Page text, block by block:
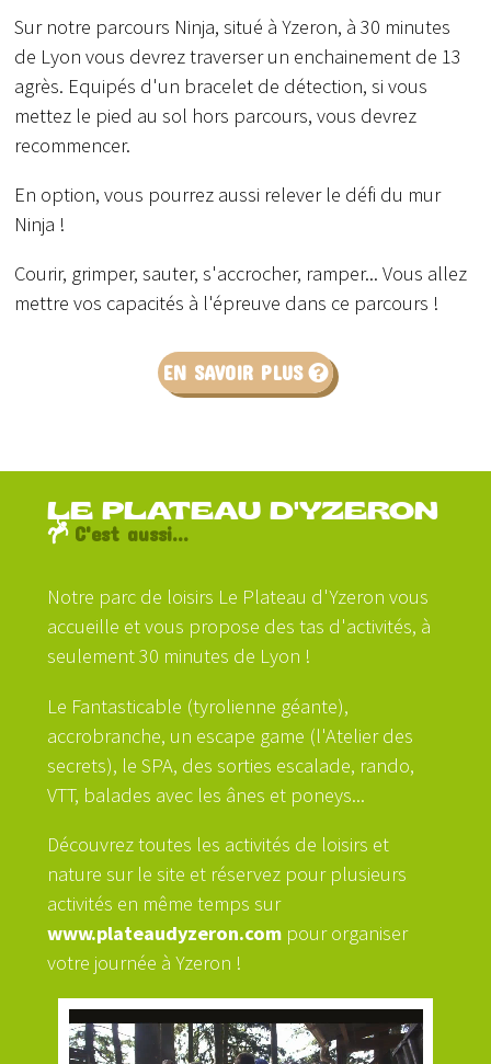
Sur notre parcours Ninja, situé à Yzeron, à 30 minutes
de Lyon vous devrez traverser un enchainement de 13
agrès. Equipés d'un bracelet de détection, si vous
mettez le pied au sol hors parcours, vous devrez
recommencer.
En option, vous pourrez aussi relever le défi du mur
Ninja !
Courir, grimper, sauter, s'accrocher, ramper... Vous allez
mettre vos capacités à l'épreuve dans ce parcours !
EN SAVOIR PLUS
LE PLATEAU D'YZERON
C'est aussi...
Notre parc de loisirs Le Plateau d'Yzeron vous
accueille et vous propose des tas d'activités, à
seulement 30 minutes de Lyon !
Le Fantasticable (tyrolienne géante),
accrobranche, un escape game (l'Atelier des
secrets), le SPA, des sorties escalade, rando,
VTT, balades avec les ânes et poneys...
Découvrez toutes les activités de loisirs et
nature sur le site et réservez pour plusieurs
activités en même temps sur
www.plateaudyzeron.compour organiser
votre journée à Yzeron !